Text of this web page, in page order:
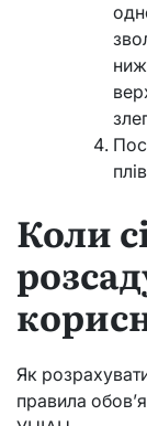
Коли
Як
правила